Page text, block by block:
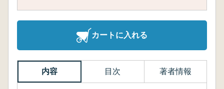
カートに入れる
内容 目次 著者情報